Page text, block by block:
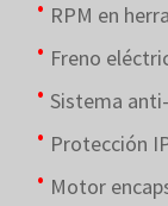
RPM en
Freno
Sistema
Protección
Motor